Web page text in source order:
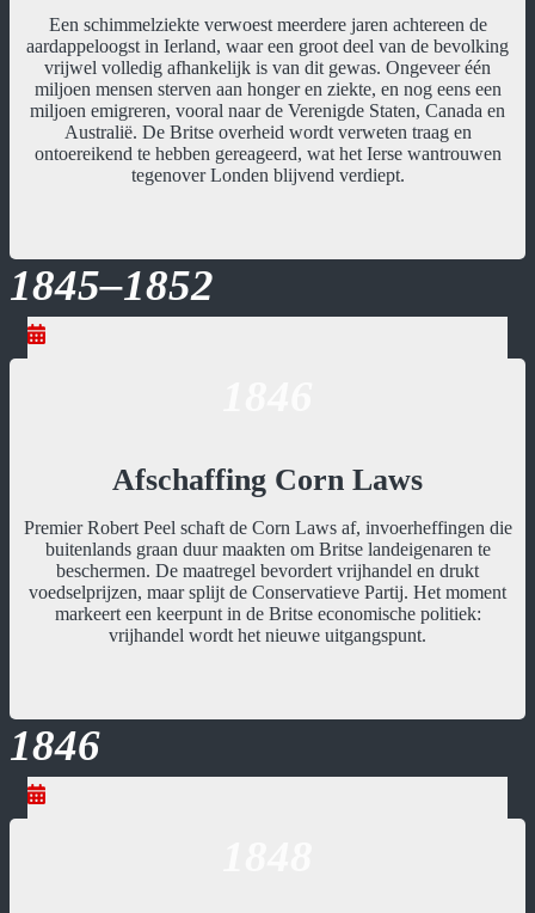
Een schimmelziekte verwoest meerdere jaren achtereen de
aardappeloogst in Ierland, waar een groot deel van de bevolking
vrijwel volledig afhankelijk is van dit gewas. Ongeveer één
miljoen mensen sterven aan honger en ziekte, en nog eens een
miljoen emigreren, vooral naar de Verenigde Staten, Canada en
Australië. De Britse overheid wordt verweten traag en
ontoereikend te hebben gereageerd, wat het Ierse wantrouwen
tegenover Londen blijvend verdiept.
1845–1852
Afschaffing Corn Laws
Premier Robert Peel schaft de Corn Laws af, invoerheffingen die
buitenlands graan duur maakten om Britse landeigenaren te
beschermen. De maatregel bevordert vrijhandel en drukt
voedselprijzen, maar splijt de Conservatieve Partij. Het moment
markeert een keerpunt in de Britse economische politiek:
vrijhandel wordt het nieuwe uitgangspunt.
1846